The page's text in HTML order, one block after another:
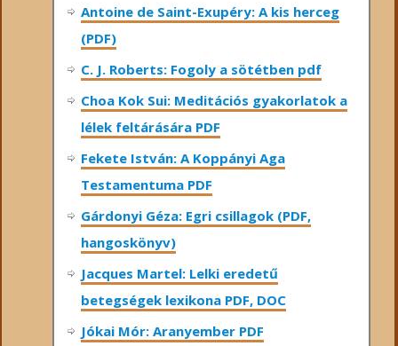
Antoine de Saint-Exupéry: A kis herceg
(PDF)
C. J. Roberts: Fogoly a sötétben pdf
Choa Kok Sui: Meditációs gyakorlatok a
lélek feltárására PDF
Fekete István: A Koppányi Aga
Testamentuma PDF
Gárdonyi Géza: Egri csillagok (PDF,
hangoskönyv)
Jacques Martel: Lelki eredetű
betegségek lexikona PDF, DOC
Jókai Mór: Aranyember PDF